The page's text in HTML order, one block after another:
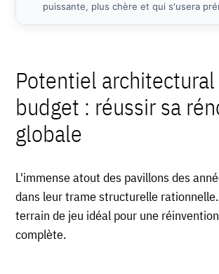
puissante, plus chère et qui s'usera
Potentiel
budget : réussir sa
globale
L'immense atout des pavillons des
dans leur trame structurelle
terrain de jeu idéal pour une
complète.